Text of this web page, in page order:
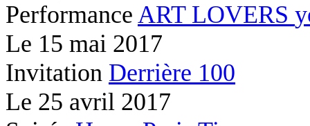
Performance ART LOVERS
Le 15 mai 2017
Invitation Derrière 100
Le 25 avril 2017